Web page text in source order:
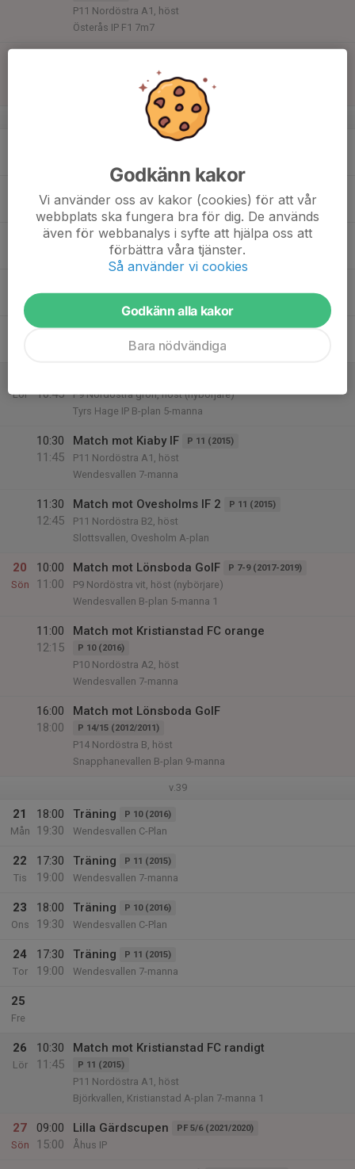
P11 Nordöstra A1, höst
Österås IP F1 7m7
P14 Nordöstra B, höst
Wendesvallen B-plan 9-manna
v.38
19:00
Wendesvallen 7-manna
18:00
Träning P 10 (2016)
Wendesvallen C-Plan
Tor
Lör
10:45
P9 Nordöstra grön, höst (nybörjare)
Tyrs Hage IP B-plan 5-manna
10:30
11:45
Match mot Kiaby IF P 11 (2015)
P11 Nordöstra A1, höst
Wendesvallen 7-manna
11:30
12:45
Match mot Ovesholms IF 2 P 11 (2015)
P11 Nordöstra B2, höst
Slottsvallen, Ovesholm A-plan
20
Sön
10:00
11:00
Match mot Lönsboda GoIF P 7-9 (2017-2019)
P9 Nordöstra vit, höst (nybörjare)
Wendesvallen B-plan 5-manna 1
11:00
12:15
Match mot Kristianstad FC orange
P 10 (2016)
P10 Nordöstra A2, höst
Wendesvallen 7-manna
16:00
18:00
Match mot Lönsboda GoIF
P 14/15 (2012/2011)
P14 Nordöstra B, höst
Snapphanevallen B-plan 9-manna
v.39
21
Mån
18:00
19:30
Träning P 10 (2016)
Wendesvallen C-Plan
22
Tis
17:30
19:00
Träning P 11 (2015)
Wendesvallen 7-manna
23
Ons
18:00
19:30
Träning P 10 (2016)
Wendesvallen C-Plan
24
Tor
17:30
19:00
Träning P 11 (2015)
Wendesvallen 7-manna
25
Fre
26
Lör
10:30
11:45
Match mot Kristianstad FC randigt
P 11 (2015)
P11 Nordöstra A1, höst
Björkvallen, Kristianstad A-plan 7-manna 1
27
Sön
09:00
15:00
Lilla Gärdscupen PF 5/6 (2021/2020)
Åhus IP
Godkänn kakor
Vi använder oss av kakor (cookies) för att vår
webbplats ska fungera bra för dig. De används
även för webbanalys i syfte att hjälpa oss att
förbättra våra tjänster.
Så använder vi cookies
Godkänn alla kakor
Bara nödvändiga